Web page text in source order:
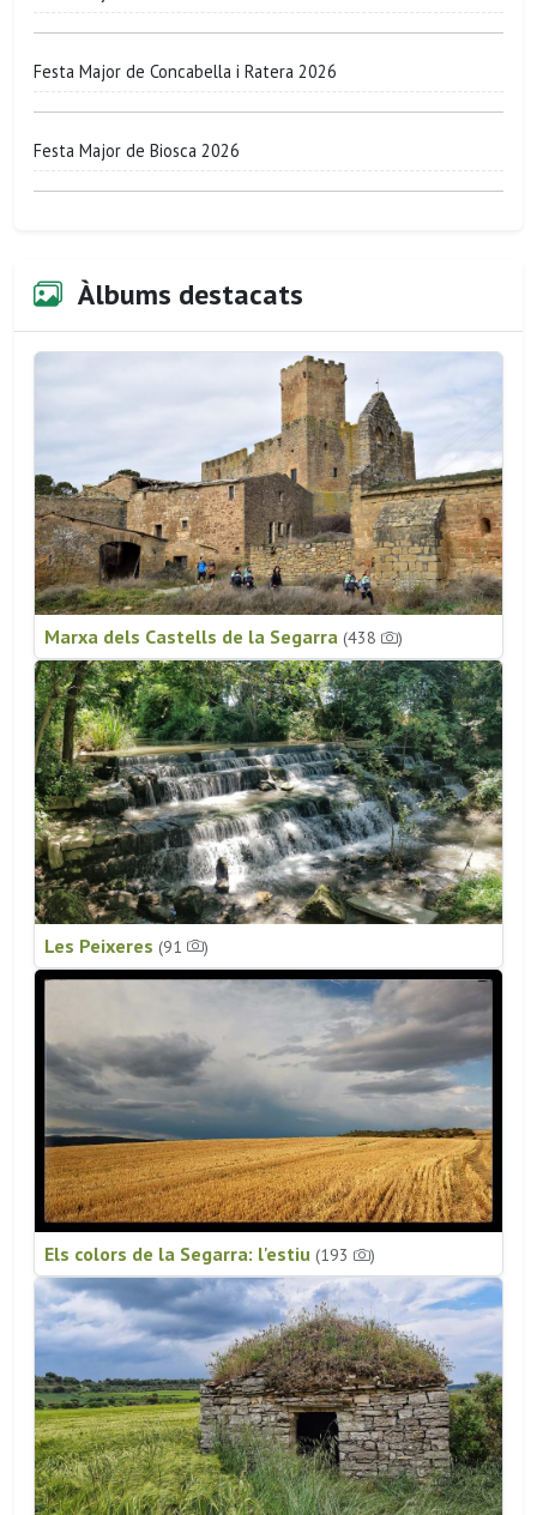
Festa Major de Concabella i Ratera 2026
Festa Major de Biosca 2026
Àlbums destacats
Marxa dels Castells de la Segarra (438 )
Les Peixeres (91 )
Els colors de la Segarra: l'estiu (193 )